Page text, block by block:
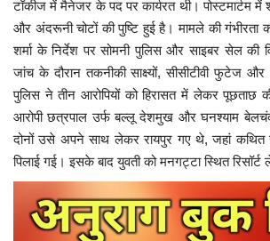
टॉकीज में मैनेजर के पद पर कार्यरत थी। पोस्टमार्टम में
और अंदरूनी चोटों की पुष्टि हुई है। मामले की गंभीरता
शर्मा के निर्देश पर सोमनी पुलिस और साइबर सेल की
जांच के दौरान तकनीकी साक्ष्यों, सीसीटीवी फुटेज
पुलिस ने तीन आरोपियों को हिरासत में लेकर पूछताछ
आरोपी छत्रपाल उर्फ बल्लू देशमुख और घनश्याम
दोनों उसे अपने साथ लेकर रायपुर गए थे, जहां
पिलाई गई। इसके बाद युवती को मनगट्टा स्थित रिसॉर्ट